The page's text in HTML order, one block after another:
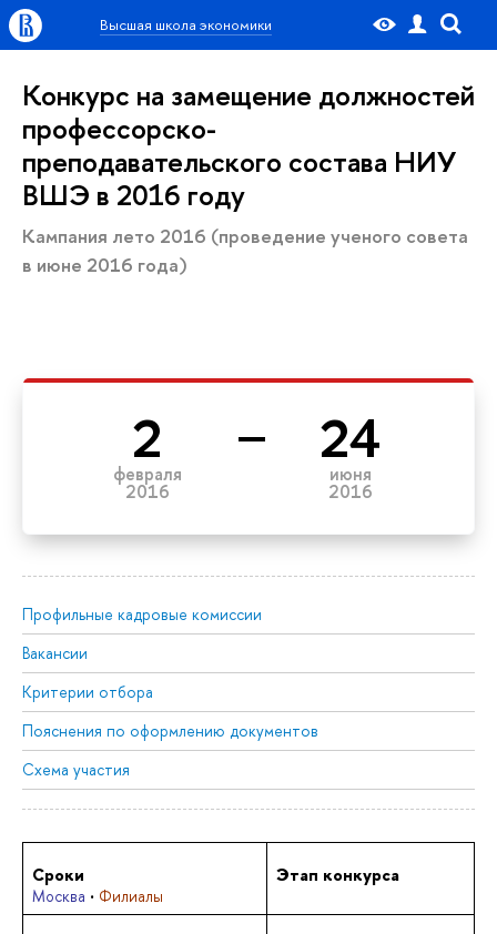
Высшая школа экономики
Конкурс на замещение должностей
профессорско-
преподавательского состава НИУ
ВШЭ в 2016 году
Кампания лето 2016 (проведение ученого совета
в июне 2016 года)
2
февраля
2016
24
июня
2016
Профильные кадровые комиссии
Вакансии
Критерии отбора
Пояснения по оформлению документов
Схема участия
Сроки
Москва · Филиалы
Этап конкурса